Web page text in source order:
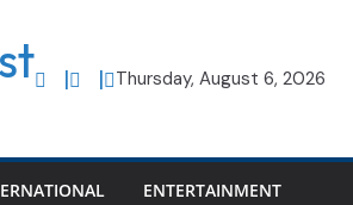
Thursday, August 6, 2026
ENTERTAINMENT